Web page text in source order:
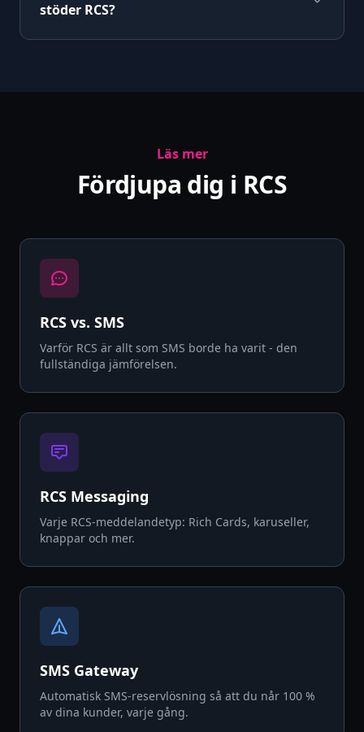
stöder RCS?
Läs mer
Fördjupa dig i RCS
RCS vs. SMS
Varför RCS är allt som SMS borde ha varit - den
fullständiga jämförelsen.
RCS Messaging
Varje RCS-meddelandetyp: Rich Cards, karuseller,
knappar och mer.
SMS Gateway
Automatisk SMS-reservlösning så att du når 100 %
av dina kunder, varje gång.